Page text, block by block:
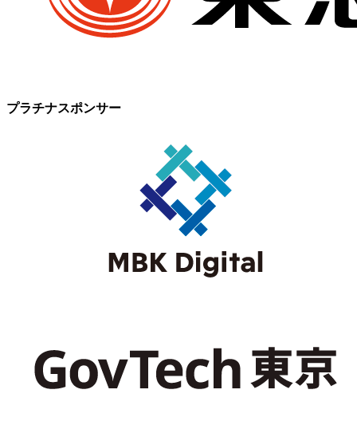
プラチナスポンサー